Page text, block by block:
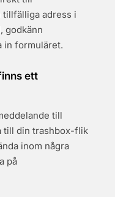
tillfälliga adress i
godkänn
in formuläret.
ett
till
till din trashbox-flik
inom några
på